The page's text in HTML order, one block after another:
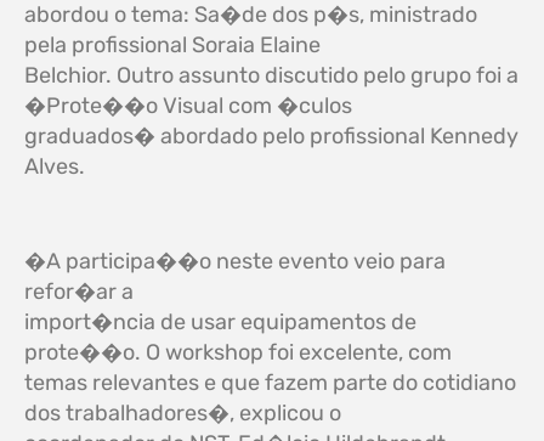
abordou o tema: Sa�de dos p�s, ministrado
pela profissional Soraia Elaine
Belchior. Outro assunto discutido pelo grupo foi a
�Prote��o Visual com �culos
graduados� abordado pelo profissional Kennedy
Alves.
�A participa��o neste evento veio para
refor�ar a
import�ncia de usar equipamentos de
prote��o. O workshop foi excelente, com
temas relevantes e que fazem parte do cotidiano
dos trabalhadores�, explicou o